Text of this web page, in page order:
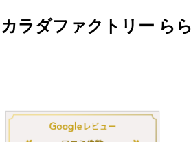
コースの種類から選ぶ
カラダファクトリー ら